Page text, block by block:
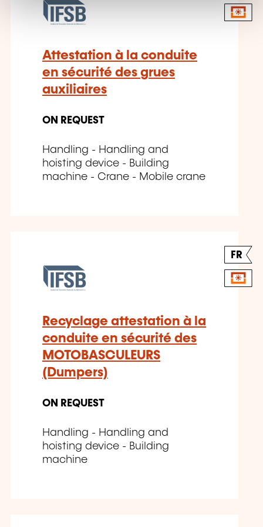
Attestation à la conduite
en sécurité des grues
auxiliaires
ON REQUEST
Handling - Handling and
hoisting device - Building
machine - Crane - Mobile crane
FR
Recyclage attestation à la
conduite en sécurité des
MOTOBASCULEURS
(Dumpers)
ON REQUEST
Handling - Handling and
hoisting device - Building
machine